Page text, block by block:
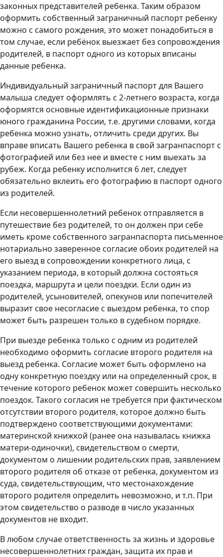
законных представителей ребенка. Таким образом
оформить собственный заграничный паспорт ребенку
можно с самого рождения, это может понадобиться в
том случае, если ребёнок выезжает без сопровождения
родителей, в паспорт одного из которых вписаны
данные ребенка.
Индивидуальный заграничный паспорт для Вашего
малыша следует оформлять с 2-летнего возраста, когда
оформятся основные идентификационные признаки
юного гражданина России, т.е. другими словами, когда
ребенка можно узнать, отличить среди других. Вы
вправе вписать Вашего ребенка в свой загранпаспорт с
фотографией или без нее и вместе с ним выехать за
рубеж. Когда ребенку исполнится 6 лет, следует
обязательно вклеить его фотографию в паспорт одного
из родителей.
Если несовершеннолетний ребенок отправляется в
путешествие без родителей, то он должен при себе
иметь кроме собственного загранпаспорта письменное
нотариально заверенное согласие обоих родителей на
его выезд в сопровождении конкретного лица, с
указанием периода, в который должна состояться
поездка, маршрута и цели поездки. Если один из
родителей, усыновителей, опекунов или попечителей
выразит свое несогласие с выездом ребенка, то спор
может быть разрешен только в судебном порядке.
При выезде ребенка только с одним из родителей
необходимо оформить согласие второго родителя на
выезд ребенка. Согласие может быть оформлено на
одну конкретную поездку или на определенный срок, в
течение которого ребенок может совершить несколько
поездок. Такого согласия не требуется при фактическом
отсутствии второго родителя, которое должно быть
подтверждено соответствующими документами:
материнской книжкой (ранее она называлась книжка
матери-одиночки), свидетельством о смерти,
документом о лишении родительских прав, заявлением
второго родителя об отказе от ребенка, документом из
суда, свидетельствующим, что местонахождение
второго родителя определить невозможно, и т.п. При
этом свидетельство о разводе в число указанных
документов не входит.
В любом случае ответственность за жизнь и здоровье
несовершеннолетних граждан, защита их прав и